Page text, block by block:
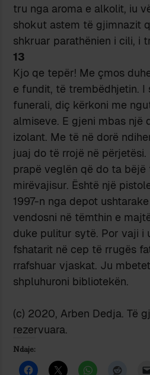
tru nga aroma e alkolit, iu
shokut astem të gjimnazit
shkruar parathënien i cili, i
13
Kjo qe tepër! Me çmos
e fundit, të trembëdhjetin. I
funerali, diç kërkoni me
almiseve. E gjeni mbas një
izolant. Me të në dorë
juaj do të rrojë në
prapë veglën që do ta bëjë
mirëvajisur. Është një
1997-n nga depot
vendosni në tëmthin e
duke pulitur sytë. Por vaji i
fshatarit në cep të rrugës
rrafshuar vjaskat. Ju
shpluhuroni bibliotekën.
(c) 2020, Arben Dedja. Të
rezervuara.
Ndaje: